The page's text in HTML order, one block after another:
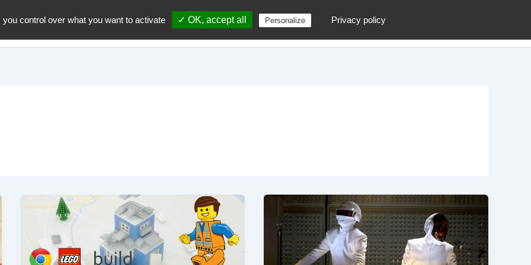
Accueil A propos du blog Contactez moi ! Archives
control over what you want to activate ✓ OK, accept all Personalize Privacy policy